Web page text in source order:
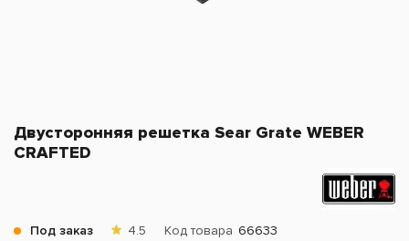
Двусторонняя решетка Sear Grate WEBER
CRAFTED
Под заказ 4.5 Код товара 66633